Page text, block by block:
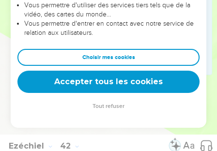
וּשְׁתַּ֧יִם דְּלָת֛וֹת לַֽהֵיכָ֖ל וְלַקֹּֽדֶשׁ׃
וּשְׁתַּ֥יִם דְּלָת֖וֹת לַדְּלָת֑וֹת שְׁ֚תַּיִם מוּסַבּ֣וֹת דְּלָת֔וֹת שְׁ֚תַּיִם לְדֶ֣לֶת אֶחָ֔ת
וּשְׁתֵּ֥י דְלָת֖וֹת לָאַחֶֽרֶת׃
לַקִּיר֑וֹת וְעָ֥ב עֵ֛ץ אֶל־פְּנֵ֥י הָאוּלָ֖ם מֵהַחֽוּץ׃
וְחַלּוֹנִ֨ים אֲטֻמ֤וֹת וְתִֽמֹרִים֙ מִפּ֣וֹ וּמִפּ֔וֹ אֶל־כִּתְפ֖וֹת הָֽאוּלָ֑ם וְצַלְע֥וֹת
הַבַּ֖יִת וְהָעֻבִּֽים׃
Hébreu : © Westminster Leningrad Codex - tanach.us --- Grec : © 2010 by the
Ezéchiel 42
Vous permettre d'utiliser des services tiers tels que de la
vidéo, des cartes du monde…
Vous permettre d'entrer en contact avec notre service de
relation aux utilisateurs.
Choisir mes cookies
Accepter tous les cookies
Tout refuser